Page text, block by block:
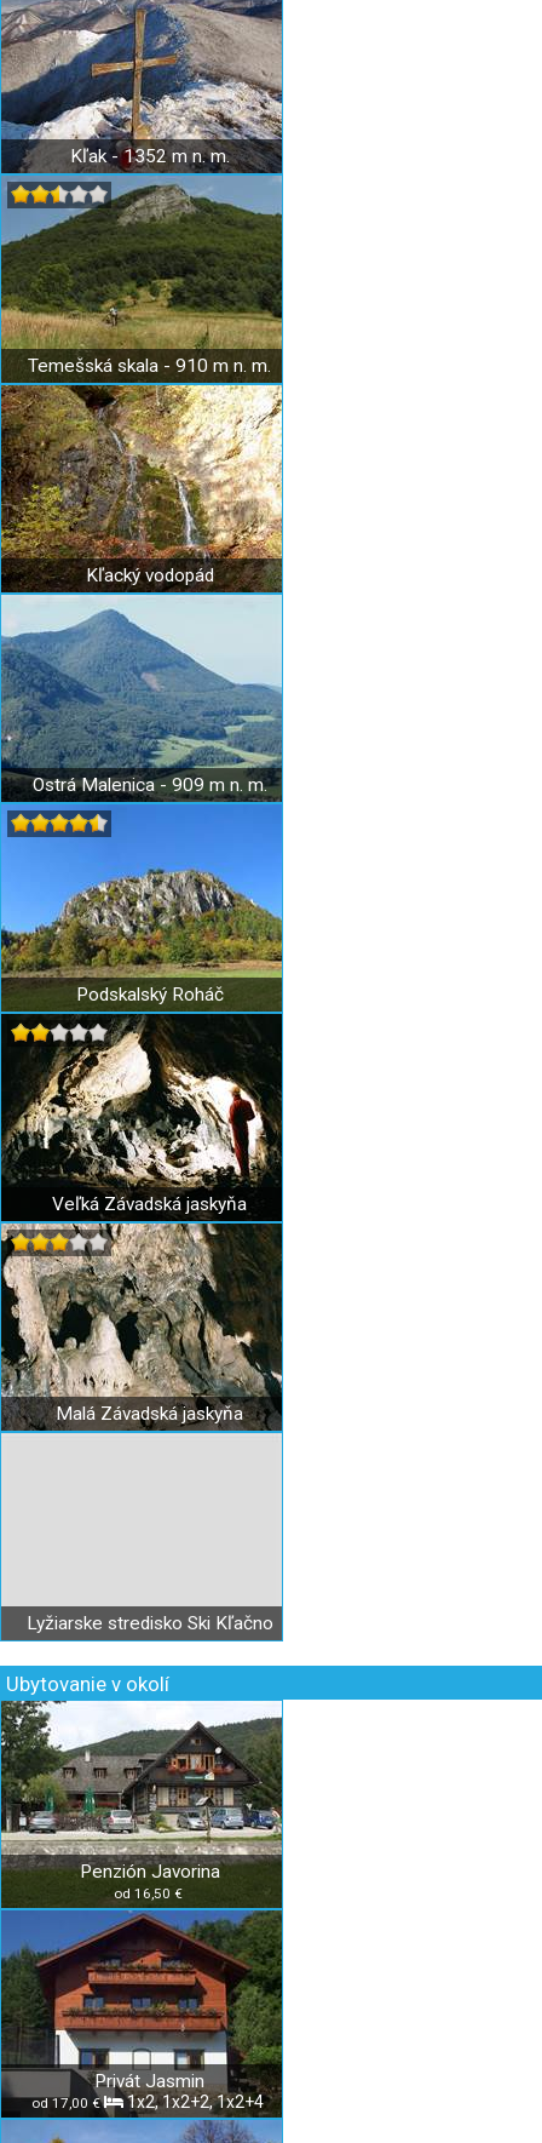
Kľak - 1352 m n. m.
Temešská skala - 910 m n. m.
Kľacký vodopád
Ostrá Malenica - 909 m n. m.
Podskalský Roháč
Veľká Závadská jaskyňa
Malá Závadská jaskyňa
Lyžiarske stredisko Ski Kľačno
Ubytovanie v okolí
Penzión Javorina
od 16,50 €
Privát Jasmin
od 17,00 € 1x2, 1x2+2, 1x2+4